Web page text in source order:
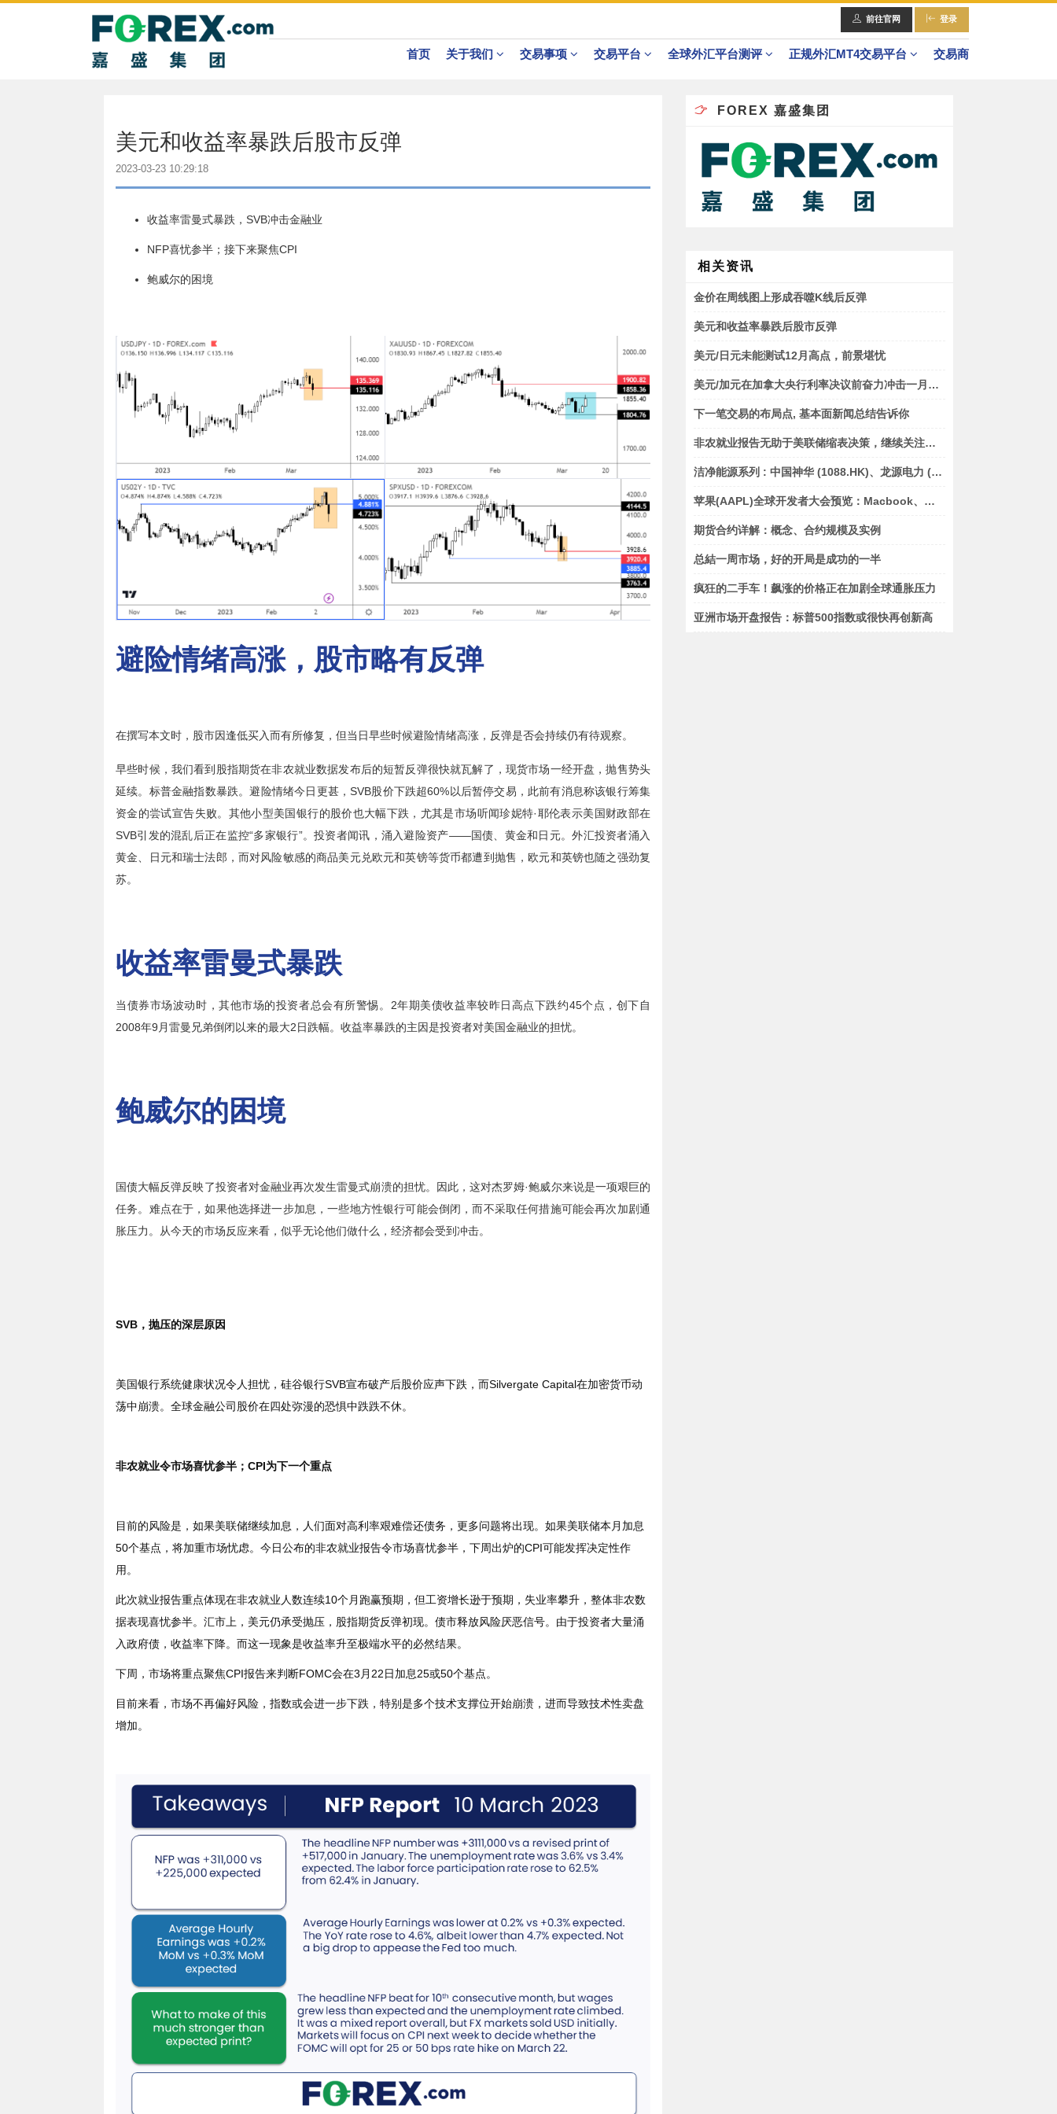
首页 关于我们 交易事项 交易平台 全球外汇平台测评
正规外汇交易平台_网页版 >
正规外汇交易平台_移动端 >
正规外汇MT4交易平台
正规外汇MT4交易平台_移动端 >
正规外汇MT4交易平台应用程序 >
交易商
前往官网 登录
美元和收益率暴跌后股市反弹
2023-03-23 10:29:18
收益率雷曼式暴跌， SVB冲击金融业
NFP喜忧参半；接下来聚焦CPI
鲍威尔的困境
避险情绪高涨，股市略有反弹
在撰写本文时，股市因逢低买入而有所修复，但当日早些时候避险情绪高涨，反弹是否会持续仍有待观察。
早些时候，我们看到股指期货在非农就业数据发布后的短暂反弹很快就瓦解了，现货市场一经开盘，抛售势头
延续。标普金融指数暴跌。避险情绪今日更甚，SVB股价下跌超60%以后暂停交易，此前有消息称该银行筹集
资金的尝试宣告失败。其他小型美国银行的股价也大幅下跌，尤其是市场听闻珍妮特·耶伦表示美国财政部在
SVB引发的混乱后正在监控“多家银行”。投资者闻讯，涌入避险资产——国债、黄金和日元。外汇投资者涌入
黄金、日元和瑞士法郎，而对风险敏感的商品美元兑欧元和英镑等货币都遭到抛售，欧元和英镑也随之强劲复
苏。
收益率雷曼式暴跌
当债券市场波动时，其他市场的投资者总会有所警惕。 2年期美债收益率较昨日高点下跌约45个点，创下自
2008年9月雷曼兄弟倒闭以来的最大2日跌幅。收益率暴跌的主因是投资者对美国金融业的担忧。
鲍威尔的困境
国债大幅反弹反映了投资者对金融业再次发生雷曼式崩溃的担忧。因此，这对杰罗姆·鲍威尔来说是一项艰巨的
任务。难点在于，如果他选择进一步加息，一些地方性银行可能会倒闭，而不采取任何措施可能会再次加剧通
胀压力。从今天的市场反应来看，似乎无论他们做什么，经济都会受到冲击。
SVB ，抛压的深层原因
美国银行系统健康状况令人担忧，硅谷银行SVB宣布破产后股价应声下跌，而Silvergate Capital在加密货币动
荡中崩溃。全球金融公司股价在四处弥漫的恐惧中跌跌不休。
非农就业令市场喜忧参半； CPI为下一个重点
目前的风险是，如果美联储继续加息，人们面对高利率艰难偿还债务，更多问题将出现。如果美联储本月加息
50个基点，将加重市场忧虑。今日公布的非农就业报告令市场喜忧参半，下周出炉的CPI可能发挥决定性作
用。
此次就业报告重点体现在非农就业人数连续10个月跑赢预期，但工资增长逊于预期，失业率攀升，整体非农数
据表现喜忧参半。汇市上，美元仍承受抛压，股指期货反弹初现。债市释放风险厌恶信号。由于投资者大量涌
入政府债，收益率下降。而这一现象是收益率升至极端水平的必然结果。
下周，市场将重点聚焦CPI报告来判断FOMC会在3月22日加息25或50个基点。
目前来看，市场不再偏好风险，指数或会进一步下跌，特别是多个技术支撑位开始崩溃，进而导致技术性卖盘
增加。
FOREX 嘉盛集团
相关资讯
金价在周线图上形成吞噬K线后反弹
美元和收益率暴跌后股市反弹
美元/日元未能测试12月高点，前景堪忧
美元/加元在加拿大央行利率决议前奋力冲击一月高点
下一笔交易的布局点, 基本面新闻总结告诉你
非农就业报告无助于美联储缩表决策，继续关注通胀数据
洁净能源系列 : 中国神华 (1088.HK)、龙源电力 (916.HK)
苹果(AAPL)全球开发者大会预览：Macbook、芯片和趋势线
期货合约详解：概念、合约规模及实例
总結一周市场，好的开局是成功的一半
疯狂的二手车！飙涨的价格正在加剧全球通胀压力
亚洲市场开盘报告：标普500指数或很快再创新高